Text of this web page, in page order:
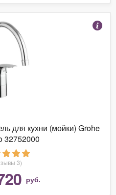
для кухни (мойки) Grohe
32752000
3)
руб.